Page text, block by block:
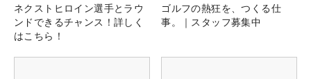
ネクストヒロイン選手とラウ
ンドできるチャンス！詳しく
はこちら！
ゴルフの熱狂を、つくる仕
事。｜スタッフ募集中